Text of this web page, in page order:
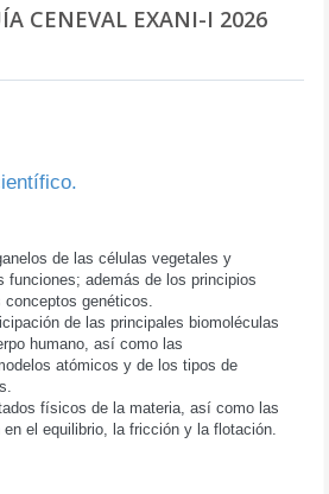
CENEVAL EXANI-I 2026
de las células vegetales y
funciones; además de los principios
genéticos.
de las principales biomoléculas
humano, así como las
atómicos y de los tipos de
físicos de la materia, así como las
el equilibrio, la fricción y la flotación.